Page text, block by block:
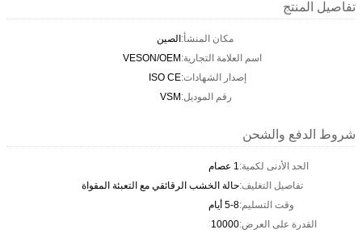
تفاصيل المنتج
مكان المنشأ:الصين
اسم العلامة التجارية:VESON/OEM
إصدار الشهادات:ISO CE
رقم الموديل:VSM
شروط الدفع والشحن
الحد الأدنى لكمية:1 عصام
تفاصيل التغليف:حالة الخشب الرقائقي مع التعبئة المقواة
وقت التسليم:5-8 أيام
القدرة على العرض:10000